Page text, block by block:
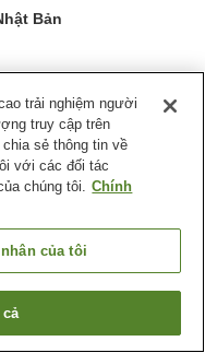
Bản
Thị trấn Narashino
trải nghiệm người
truy cập trên
sẻ thông tin về
với các đối tác
chúng tôi. Chính
của tôi